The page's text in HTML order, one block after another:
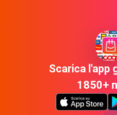
Scarica l'app
1850+